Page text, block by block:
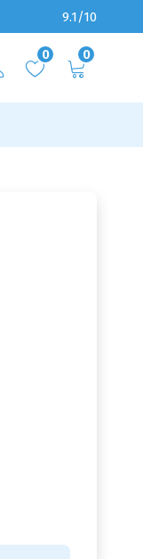
9.1/10
0 0